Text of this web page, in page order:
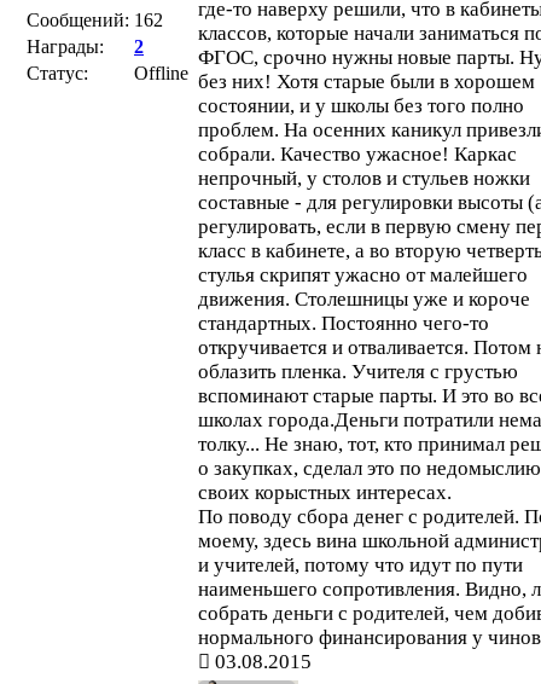
Сообщений: 162
Награды:
2
Статус:
Offline
где-то наверху решили, что в
классов, которые начали заниматься
ФГОС, срочно нужны новые парты.
без них! Хотя старые были в хорошем
состоянии, и у школы без того полно
проблем. На осенних каникул
собрали. Качество ужасное! Каркас
непрочный, у столов и стульев ножки
составные - для регулировки высоты
регулировать, если в первую смену
класс в кабинете, а во вторую
стулья скрипят ужасно от малейшего
движения. Столешницы уже и короче
стандартных. Постоянно чего-то
откручивается и отваливается. Потом
облазить пленка. Учителя с грустью
вспоминают старые парты. И это во
школах города.Деньги потратили
толку... Не знаю, тот, кто принимал
о закупках, сделал это по
своих корыстных интересах.
По поводу сбора денег с родителей.
моему, здесь вина школьной
и учителей, потому что идут по пути
наименьшего сопротивления. Видно,
собрать деньги с родителей, чем
нормального финансирования у
03.08.2015